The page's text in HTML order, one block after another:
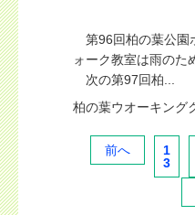
第96回柏の葉公園
ォーク教室は雨のた
次の第97回柏...
柏の葉ウオーキング
前へ
1
3